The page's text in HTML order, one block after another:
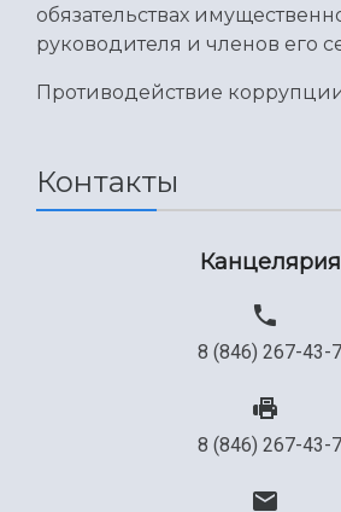
обязательствах
руководителя и членов его
Противодействие
Контакты
Канцелярия
8 (846) 267-43-
8 (846) 267-43-